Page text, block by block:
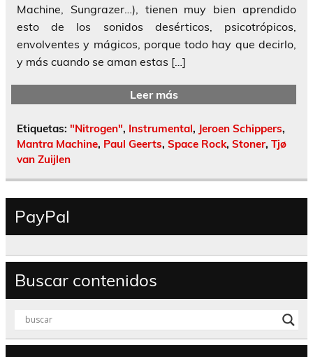
Machine, Sungrazer…), tienen muy bien aprendido
esto de los sonidos desérticos, psicotrópicos,
envolventes y mágicos, porque todo hay que decirlo,
y más cuando se aman estas […]
Leer más
Etiquetas: "Nitrogen", Instrumental, Jeroen Schippers,
Mantra Machine, Paul Geerts, Space Rock, Stoner, Tjø
van Zuijlen
PayPal
Buscar contenidos